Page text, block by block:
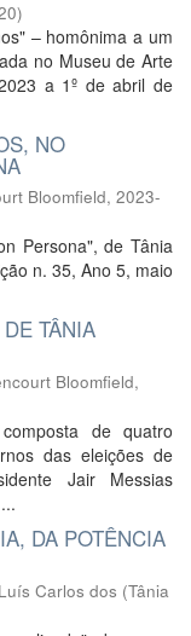
)
– homônima a um
no Museu de Arte
a 1º de abril de
NO
Bloomfield, 2023-
Persona", de Tânia
n. 35, Ano 5, maio
TÂNIA
Bloomfield,
de quatro
das eleições de
Jair Messias
DA POTÊNCIA
Carlos dos (Tânia